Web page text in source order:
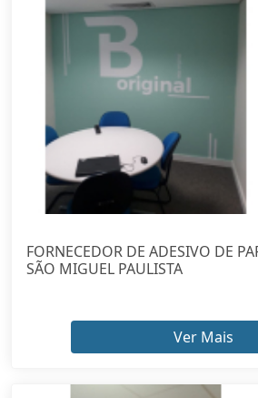
FORNECEDOR DE ADESIVO DE
SÃO MIGUEL PAULISTA
Ver Mais